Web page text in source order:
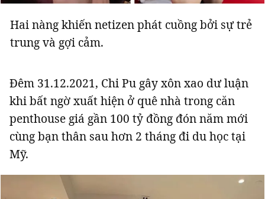
Hai nàng khiến netizen phát cuồng bởi sự trẻ
trung và gợi cảm.
Đêm 31.12.2021, Chi Pu gây xôn xao dư luận
khi bất ngờ xuất hiện ở quê nhà trong căn
penthouse giá gần 100 tỷ đồng đón năm mới
cùng bạn thân sau hơn 2 tháng đi du học tại
Mỹ.